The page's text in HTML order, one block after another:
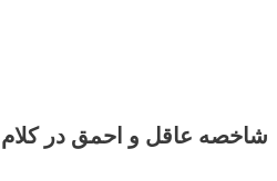
شاخصه عاقل و احمق در کلام